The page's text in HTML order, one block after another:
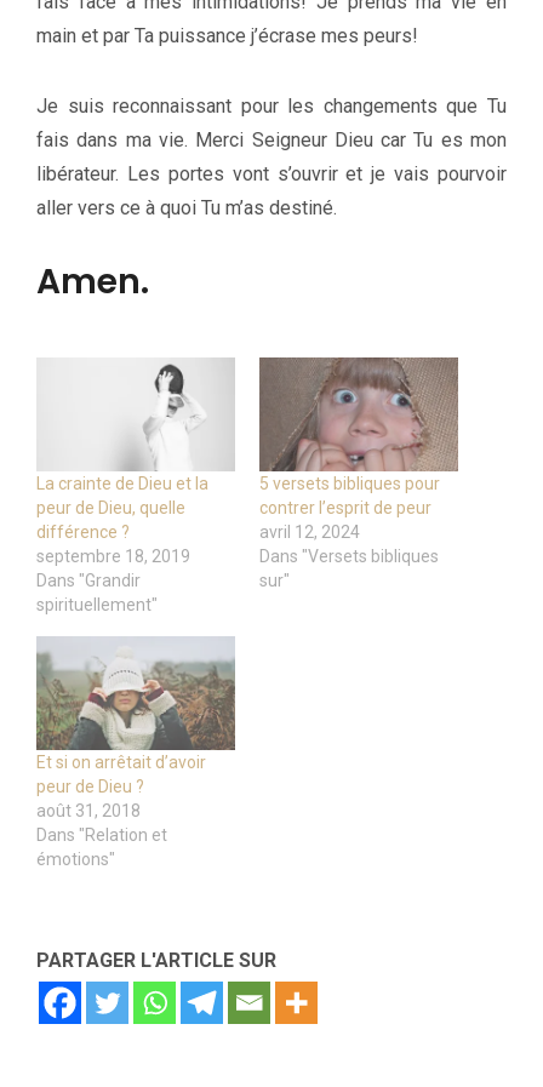
main et par Ta puissance j’écrase mes peurs!
Je suis reconnaissant pour les changements que Tu
fais dans ma vie. Merci Seigneur Dieu car Tu es mon
libérateur. Les portes vont s’ouvrir et je vais pourvoir
aller vers ce à quoi Tu m’as destiné.
Amen.
La crainte de Dieu et la
peur de Dieu, quelle
différence ?
septembre 18, 2019
Dans "Grandir
spirituellement"
5 versets bibliques pour
contrer l’esprit de peur
avril 12, 2024
Dans "Versets bibliques
sur"
Et si on arrêtait d’avoir
peur de Dieu ?
août 31, 2018
Dans "Relation et
émotions"
PARTAGER L'ARTICLE SUR